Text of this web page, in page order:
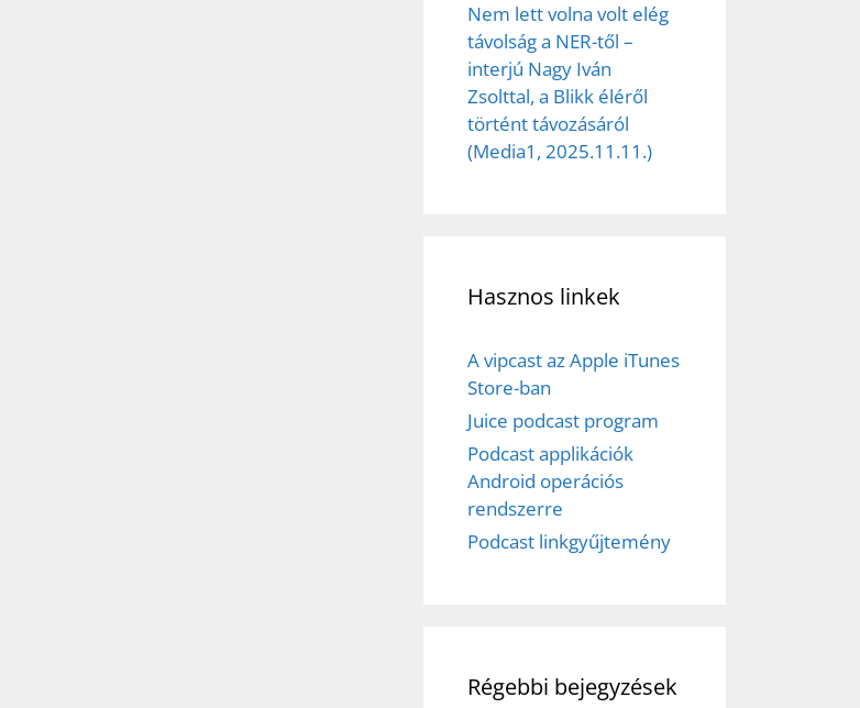
Nem lett volna volt elég
távolság a NER-től –
interjú Nagy Iván
Zsolttal, a Blikk éléről
történt távozásáról
(Media1, 2025.11.11.)
Hasznos linkek
A vipcast az Apple iTunes
Store-ban
Juice podcast program
Podcast applikációk
Android operációs
rendszerre
Podcast linkgyűjtemény
Régebbi bejegyzések